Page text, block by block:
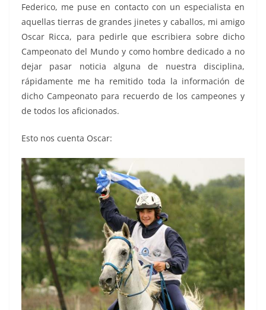
Federico, me puse en contacto con un especialista en
aquellas tierras de grandes jinetes y caballos, mi amigo
Oscar Ricca, para pedirle que escribiera sobre dicho
Campeonato del Mundo y como hombre dedicado a no
dejar pasar noticia alguna de nuestra disciplina,
rápidamente me ha remitido toda la información de
dicho Campeonato para recuerdo de los campeones y
de todos los aficionados.
Esto nos cuenta Oscar: